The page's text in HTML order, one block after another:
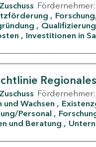
Zuschuss Fördernehmer:
Investitionen in
Zuschuss Fördernehmer:
und Wachsen
Personal
und Beratung